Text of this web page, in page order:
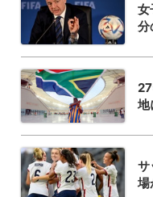
分
地
サ
場